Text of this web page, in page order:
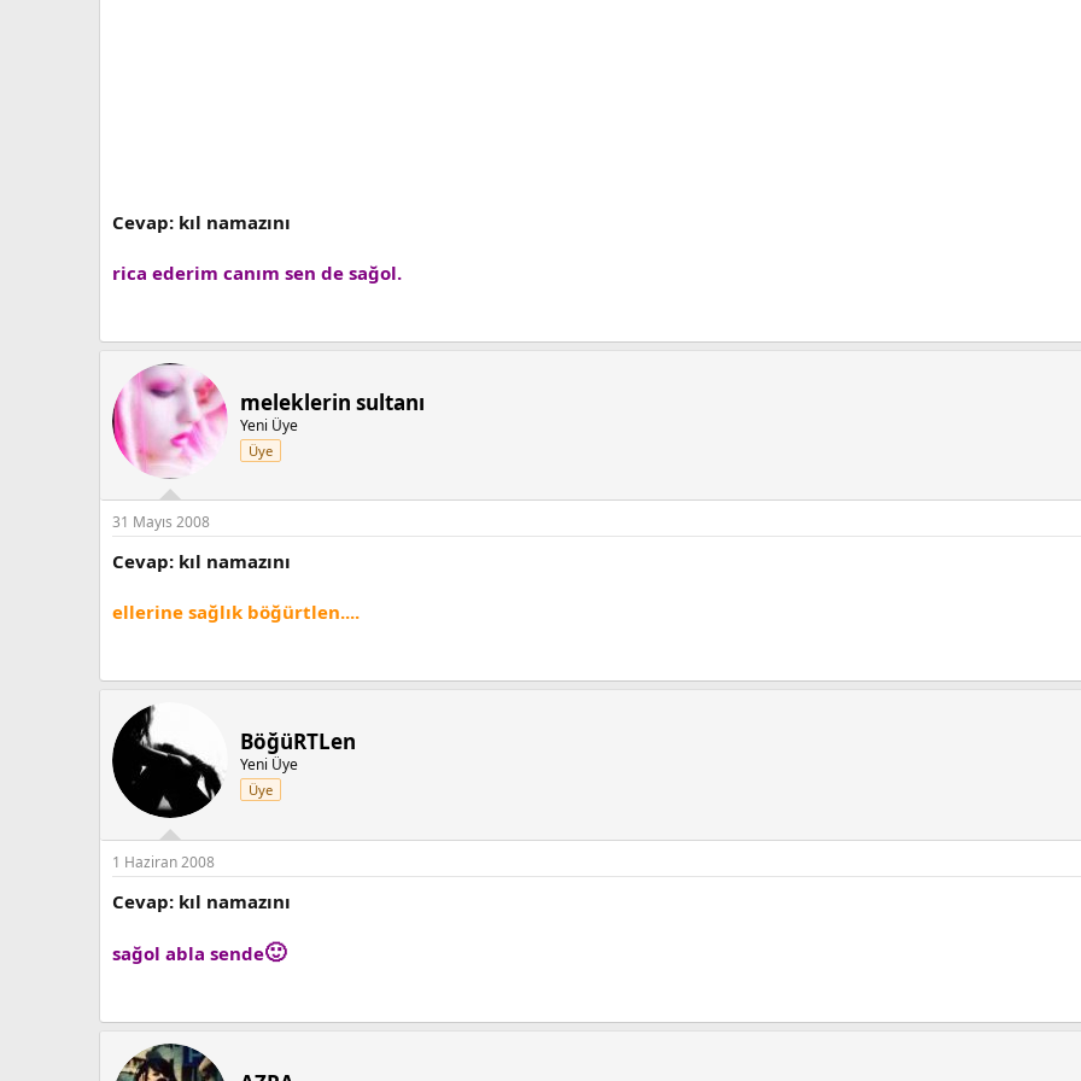
Cevap: kıl namazını
rica ederim canım sen de sağol.
meleklerin sultanı
Yeni Üye
Üye
31 Mayıs 2008
Cevap: kıl namazını
ellerine sağlık böğürtlen....
BöğüRTLen
Yeni Üye
Üye
1 Haziran 2008
Cevap: kıl namazını
sağol abla sende🙂